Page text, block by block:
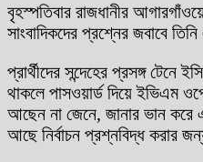
বৃহস্পতিবার রাজধানীর
সাংবাদিকদের প্রশ্নের জবাবে
প্রার্থীদের সন্দেহের প্রসঙ্গ
থাকলে পাসওয়ার্ড দিয়ে ইভিএম
আছেন না জেনে, জানার ভান
আছে নির্বাচন প্রশ্নবিদ্ধ করার